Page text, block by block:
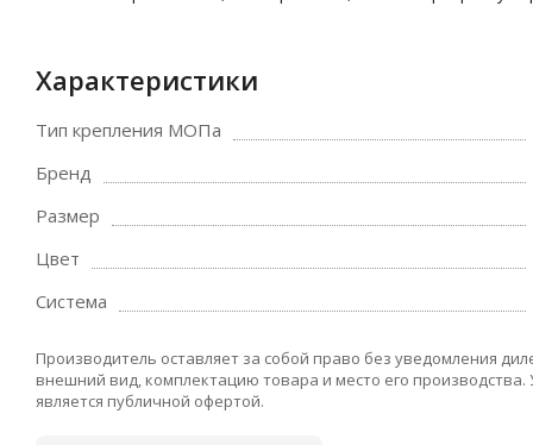
Характеристики
Тип крепления МОПа
Бренд
Размер
Цвет
Система
Производитель оставляет за собой право без уведомления
внешний вид, комплектацию товара и место его
является публичной офертой.